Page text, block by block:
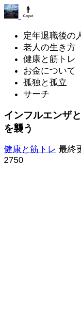
定年退職後の
老人の生き方
健康と筋トレ
お金について
孤独と孤立
サーチ
インフルエンザ
を襲う
健康と筋トレ 最終
2750